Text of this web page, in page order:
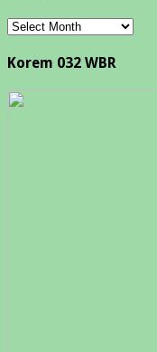
Arsip
Korem 032 WBR